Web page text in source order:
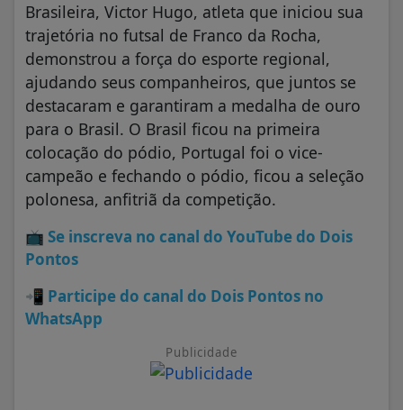
Brasileira, Victor Hugo, atleta que iniciou sua
trajetória no futsal de Franco da Rocha,
demonstrou a força do esporte regional,
ajudando seus companheiros, que juntos se
destacaram e garantiram a medalha de ouro
para o Brasil. O Brasil ficou na primeira
colocação do pódio, Portugal foi o vice-
campeão e fechando o pódio, ficou a seleção
polonesa, anfitriã da competição.
📺 Se inscreva no canal do YouTube do Dois
Pontos
📲 Participe do canal do Dois Pontos no
WhatsApp
Publicidade